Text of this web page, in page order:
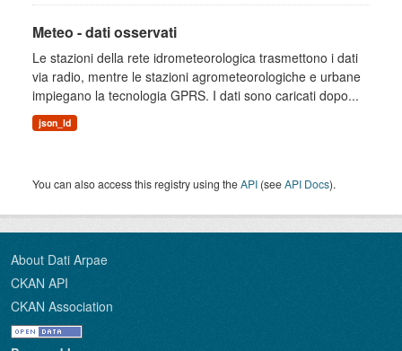
Meteo - dati osservati
Le stazioni della rete idrometeorologica trasmettono i dati
via radio, mentre le stazioni agrometeorologiche e urbane
impiegano la tecnologia GPRS. I dati sono caricati dopo...
json_ld
You can also access this registry using theAPI (seeAPI Docs).
About Dati Arpae
CKAN API
CKAN Association